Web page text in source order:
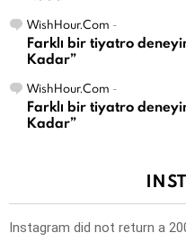
WishHour.Com -
Farklı bir tiyatro
Kadar”
WishHour.Com -
Farklı bir tiyatro
Kadar”
Instagram did not return a